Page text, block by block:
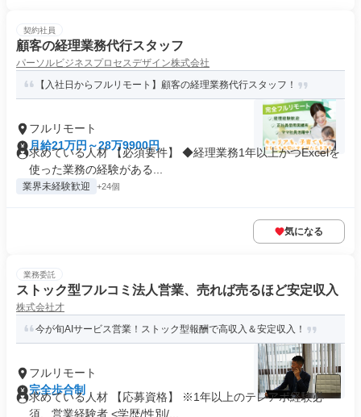
契約社員
顧客の経理業務代行スタッフ
パーソルビジネスプロセスデザイン株式会社
【入社日からフルリモート】顧客の経理業務代行スタッフ！
フルリモート
月給21万円～28万9900円
求めている人材 【必須要件】 ◆経理業務1年以上かつExcelを
使った業務の経験がある...
業界未経験歓迎 +24個
気になる
業務委託
ストック型フルコミ法人営業、売れば売るほど安定収入
株式会社才
今が旬AIサービス営業！ストック型報酬で高収入＆安定収入！
フルリモート
完全歩合制
求めている人材 【応募資格】 ※1年以上のテレアポ経験必
須、営業経験者 <学歴/性別/...